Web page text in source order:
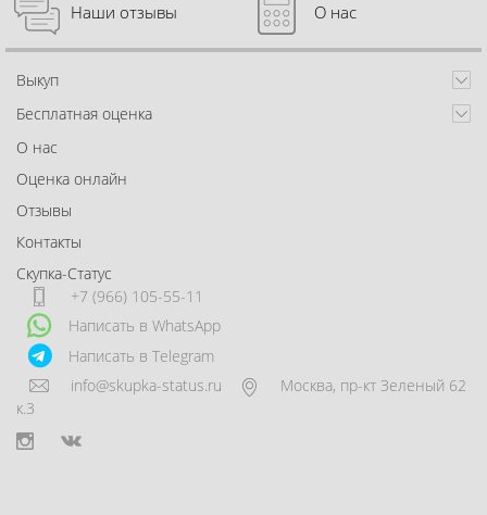
Наши отзывы О нас
Выкуп
Бесплатная оценка
О нас
Оценка онлайн
Отзывы
Контакты
Скупка-Статус
+7 (966) 105-55-11
Написать в WhatsApp
Написать в Telegram
info@skupka-status.ru
Москва, пр-кт Зеленый 62
к.3